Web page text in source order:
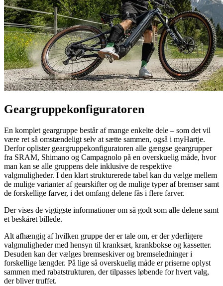
Geargruppekonfiguratoren
En komplet geargruppe består af mange enkelte dele – som det vil
være ret så omstændeligt selv at sætte sammen, også i myHartje.
Derfor oplister geargruppekonfiguratoren alle gængse geargrupper
fra SRAM, Shimano og Campagnolo på en overskuelig måde, hvor
man kan se alle gruppens dele inklusive de respektive
valgmuligheder. I den klart strukturerede tabel kan du vælge mellem
de mulige varianter af gearskifter og de mulige typer af bremser samt
de forskellige farver, i det omfang delene fås i flere farver.
Der vises de vigtigste informationer om så godt som alle delene samt
et beskåret billede.
Alt afhængig af hvilken gruppe der er tale om, er der yderligere
valgmuligheder med hensyn til kranksæt, krankbokse og kassetter.
Desuden kan der vælges bremseskiver og bremseledninger i
forskellige længder. På lige så overskuelig måde er priserne oplyst
sammen med rabatstrukturen, der tilpasses løbende for hvert valg,
der bliver truffet.